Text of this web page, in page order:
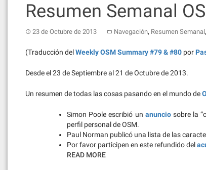
Resumen Semanal
23 de Octubre de 2013 Navegación, Resumen Semanal,
(Traducción delWeekly OSM Summary #79 & #80 por
Desde el 23 de Septiembre al 21 de Octubre de 2013.
Un resumen de todas las cosas pasando en el mundo de
Simon Poole escribió un anunciosobre la
perfil personal de OSM.
Paul Norman publicó una lista de las
Por favor participen en este refundido del
READ MORE